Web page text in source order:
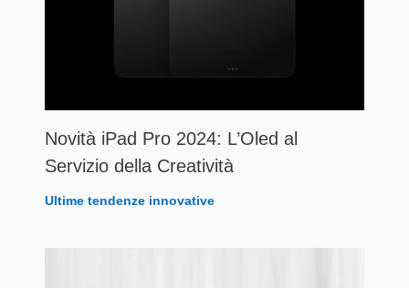
Novità iPad Pro 2024: L’Oled al
Servizio della Creatività
Ultime tendenze innovative